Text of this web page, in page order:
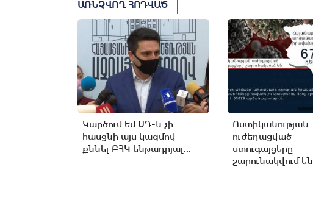
ԱՌՆՉՎՈՂ ՀՈԴՎԱԾ
Կարծում եմ ՍԴ-ն չի
հասցնի այս կազմով
քննել ԲՀԿ ենթադրյալ...
Ոստիկանության
ուժեղացված
ստուգայցերը
շարունակվում են